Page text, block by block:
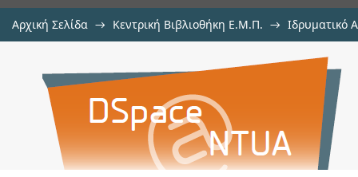
Αρχική Σελίδα → Κεντρική Βιβλιοθήκη Ε.Μ.Π. → Ιδρυματικό
Exploring Alternative 3D FPGA
Tool Support